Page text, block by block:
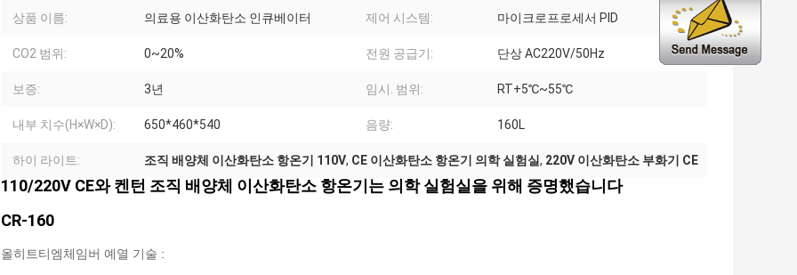
상품 이름: 의료용 이산화탄소 인큐베이터 제어 시스템: 마이크로프로세서 PID
CO2 범위: 0~20% 전원 공급기: 단상 AC220V/50Hz
보증: 3년 임시. 범위: RT+5℃~55℃
내부 치수(H×W×D): 650*460*540 음량: 160L
하이 라이트: 조직 배양체 이산화탄소 항온기 110V, CE 이산화탄소 항온기 의학 실험실, 220V 이산화탄소 부화기 CE
110/220V CE와 켄턴 조직 배양체 이산화탄소 항온기는 의학 실험실을 위해 증명했습니다
CR-160
올히트티엠체임버 예열 기술 :